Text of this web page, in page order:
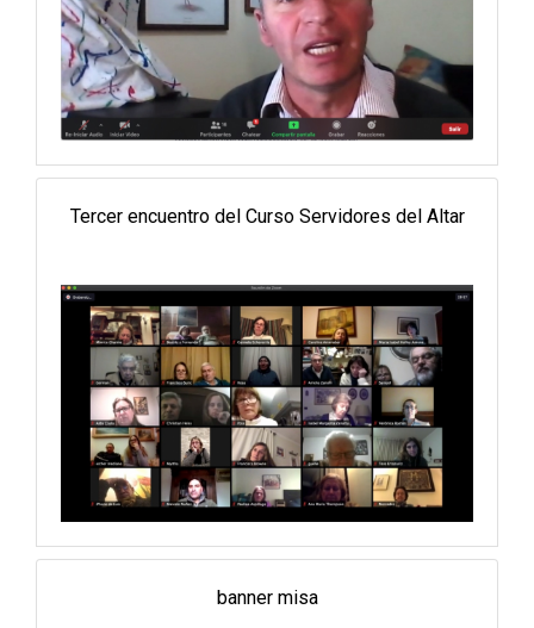
Tercer encuentro del Curso Servidores del Altar
banner misa